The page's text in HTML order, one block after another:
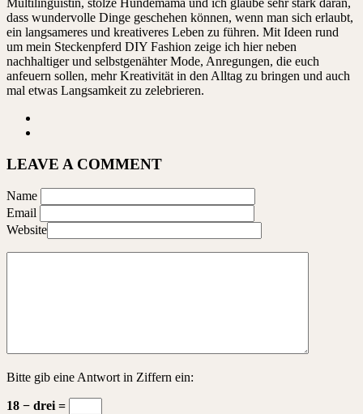
dass wundervolle Dinge geschehen können, wenn man sich erlaubt,
ein langsameres und kreativeres Leben zu führen. Mit Ideen rund
um mein Steckenpferd DIY Fashion zeige ich hier neben
nachhaltiger und selbstgenähter Mode, Anregungen, die euch
anfeuern sollen, mehr Kreativität in den Alltag zu bringen und auch
mal etwas Langsamkeit zu zelebrieren.
LEAVE A COMMENT
Name
Email
Website
Bitte gib eine Antwort in Ziffern ein:
18 − drei =